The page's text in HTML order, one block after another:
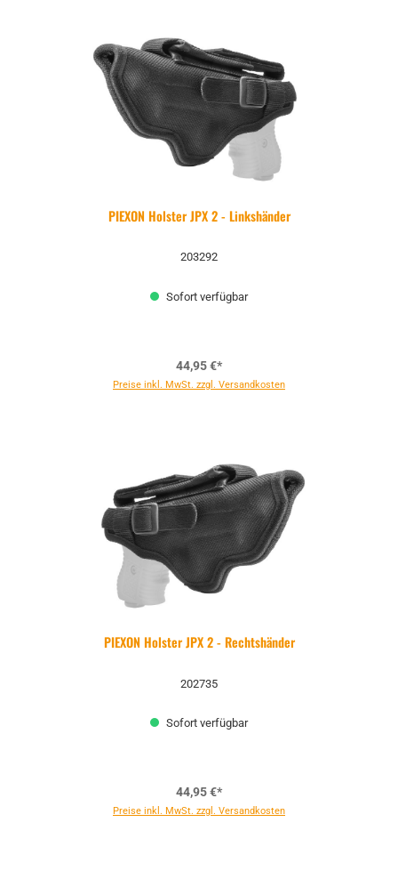
PIEXON Holster JPX 2 - Linkshänder
203292
Sofort verfügbar
44,95 €*
Preise inkl. MwSt. zzgl. Versandkosten
PIEXON Holster JPX 2 - Rechtshänder
202735
Sofort verfügbar
44,95 €*
Preise inkl. MwSt. zzgl. Versandkosten